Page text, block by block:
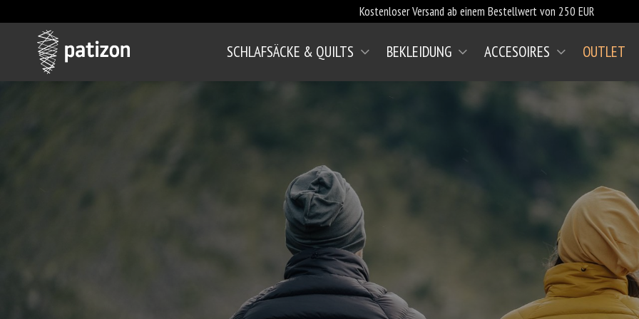
Kostenloser Versand ab einem Bestellwert von 250 EUR
SCHLAFSÄCKE & QUILTS BEKLEIDUNG ACCESOIRES OUTLET